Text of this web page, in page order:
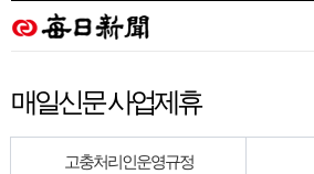
매일신문 사업제휴
고충처리인운영규정